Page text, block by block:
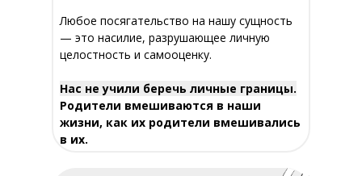
Любое посягательство на нашу сущность
— это насилие, разрушающее личную
целостность и самооценку.
Нас не учили беречь личные границы.
Родители вмешиваются в наши
жизни, как их родители вмешивались
в их.